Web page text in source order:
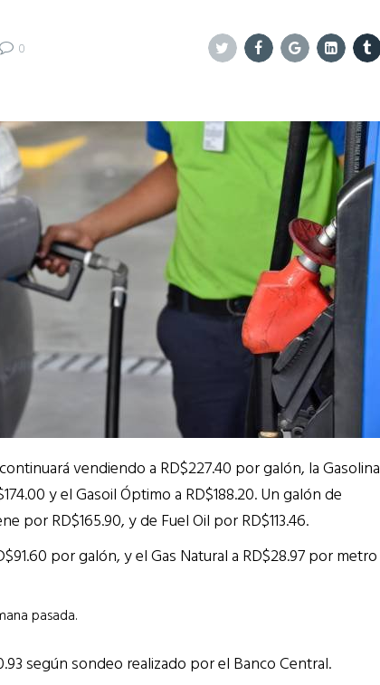
0
vendiendo a RD$227.40 por galón, la Gasolina
y el Gasoil Óptimo a RD$188.20. Un galón de
por RD$165.90, y de Fuel Oil por RD$113.46.
por galón, y el Gas Natural a RD$28.97 por metro
pasada.
según sondeo realizado por el Banco Central.